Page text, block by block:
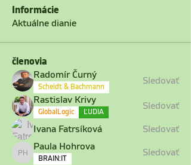
Informácie
Aktuálne dianie
členovia
Radomír Čurný
Scheidt & Bachmann
Sledovať
Rastislav Krivy
GlobalLogic ĽUDIA
Sledovať
Ivana Fatrsíková
Sledovať
Paula Hohrova
Paula Hohrova
BRAIN:IT
Sledovať